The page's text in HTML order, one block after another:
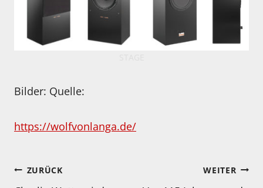
Bilder: Quelle:
https://wolfvonlanga.de/
Beitragsnavigation
ZURÜCK WEITER